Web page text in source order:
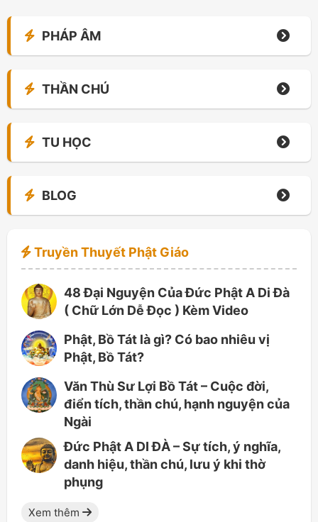
PHÁP ÂM
THẦN CHÚ
TU HỌC
BLOG
Truyền Thuyết Phật Giáo
48 Đại Nguyện Của Đức Phật A Di Đà
( Chữ Lớn Dễ Đọc ) Kèm Video
Phật, Bồ Tát là gì? Có bao nhiêu vị
Phật, Bồ Tát?
Văn Thù Sư Lợi Bồ Tát – Cuộc đời,
điển tích, thần chú, hạnh nguyện của
Ngài
Đức Phật A DI ĐÀ – Sự tích, ý nghĩa,
danh hiệu, thần chú, lưu ý khi thờ
phụng
Xem thêm